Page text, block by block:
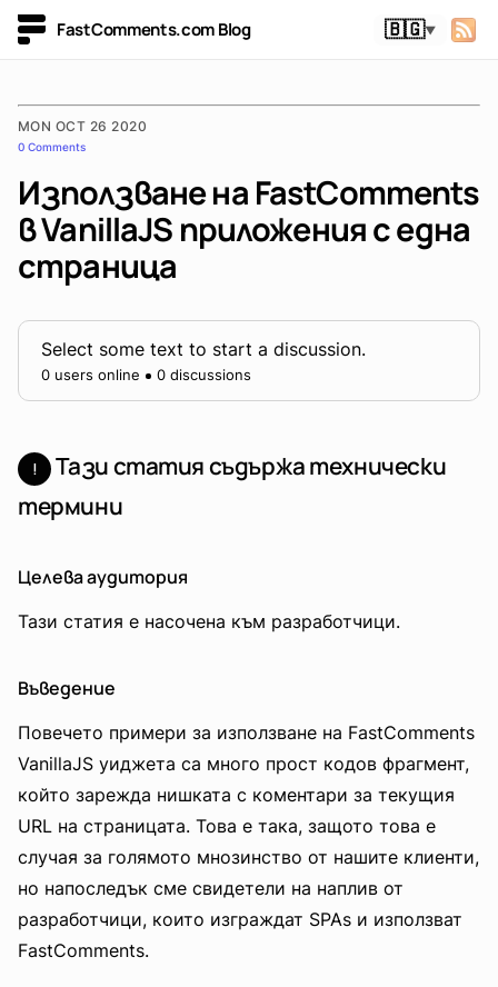
FastComments.com Blog 🇧🇬▼
MON OCT 26 2020
0 Comments
Използване на FastComments
в VanillaJS приложения с една
страница
Select some text to start a discussion.
0 users online 0 discussions
!
Тази статия съдържа технически
термини
Целева аудитория
Тази статия е насочена към разработчици.
Въведение
Повечето примери за използване на FastComments
VanillaJS уиджета са много прост кодов фрагмент,
който зарежда нишката с коментари за текущия
URL на страницата. Това е така, защото това е
случая за голямото мнозинство от нашите клиенти,
но напоследък сме свидетели на наплив от
разработчици, които изграждат SPAs и използват
FastComments.